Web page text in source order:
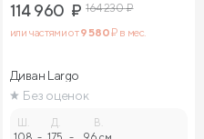
114 960 ₽ 164 230₽
или частями от9 580₽ в мес.
Диван Largo
Без оценок
Д. В.